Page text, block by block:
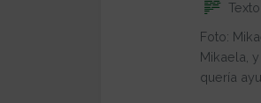
Texto
Foto:
Mikaela,
quería